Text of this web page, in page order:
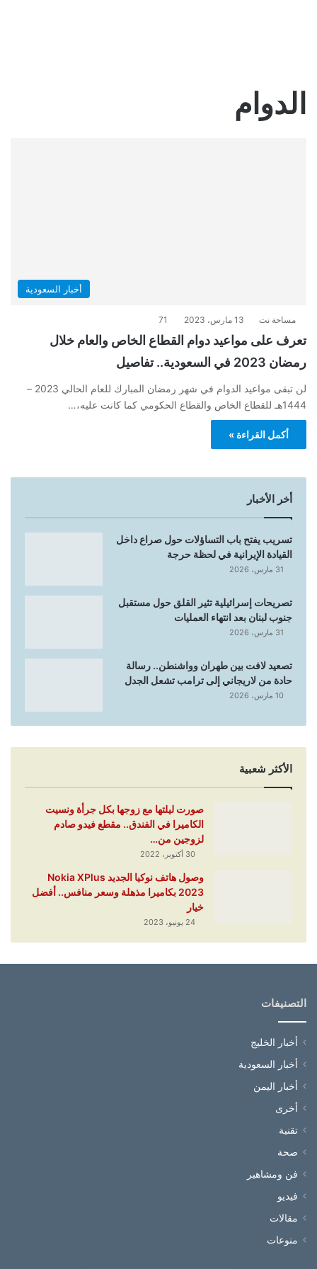
الدوام
أخبار السعودية
مساحة نت 13 مارس، 2023 71
تعرف على مواعيد دوام القطاع الخاص والعام خلال
رمضان 2023 في السعودية.. تفاصيل
لن تبقى مواعيد الدوام في شهر رمضان المبارك للعام الحالي 2023 –
1444هـ للقطاع الخاص والقطاع الحكومي كما كانت عليه،…
أكمل القراءة »
أخر الأخبار
تسريب يفتح باب التساؤلات حول صراع داخل
القيادة الإيرانية في لحظة حرجة
31 مارس، 2026
تصريحات إسرائيلية تثير القلق حول مستقبل
جنوب لبنان بعد انتهاء العمليات
31 مارس، 2026
تصعيد لافت بين طهران وواشنطن.. رسالة
حادة من لاريجاني إلى ترامب تشعل الجدل
10 مارس، 2026
الأكثر شعبية
صورت ليلتها مع زوجها بكل جرأة ونسيت
الكاميرا في الفندق.. مقطع فيدو صادم
لزوجين من…
30 أكتوبر، 2022
وصول هاتف نوكيا الجديد Nokia XPlus
2023 بكاميرا مذهلة وسعر منافس.. أفضل
خيار
24 يونيو، 2023
التصنيفات
أخبار الخليج
أخبار السعودية
أخبار اليمن
أخرى
تقنية
صحة
فن ومشاهير
فيديو
مقالات
منوعات